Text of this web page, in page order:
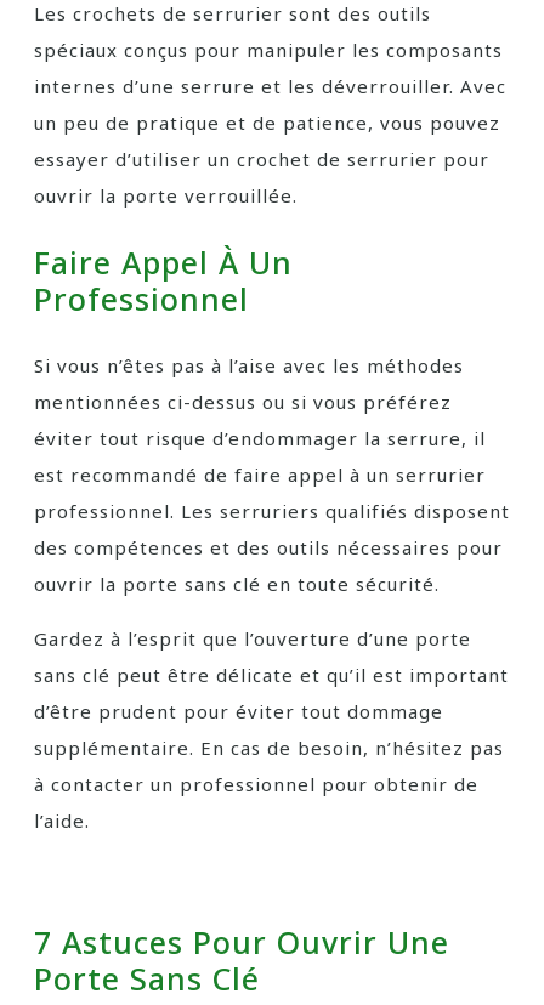
Les crochets de serrurier sont des outils
spéciaux conçus pour manipuler les composants
internes d’une serrure et les déverrouiller. Avec
un peu de pratique et de patience, vous pouvez
essayer d’utiliser un crochet de serrurier pour
ouvrir la porte verrouillée.
Faire Appel À Un
Professionnel
Si vous n’êtes pas à l’aise avec les méthodes
mentionnées ci-dessus ou si vous préférez
éviter tout risque d’endommager la serrure, il
est recommandé de faire appel à un serrurier
professionnel. Les serruriers qualifiés disposent
des compétences et des outils nécessaires pour
ouvrir la porte sans clé en toute sécurité.
Gardez à l’esprit que l’ouverture d’une porte
sans clé peut être délicate et qu’il est important
d’être prudent pour éviter tout dommage
supplémentaire. En cas de besoin, n’hésitez pas
à contacter un professionnel pour obtenir de
l’aide.
7 Astuces Pour Ouvrir Une
Porte Sans Clé